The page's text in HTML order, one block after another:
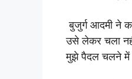
बुजुर्ग आदमी ने
उसे लेकर चला
मुझे पैदल चलने में